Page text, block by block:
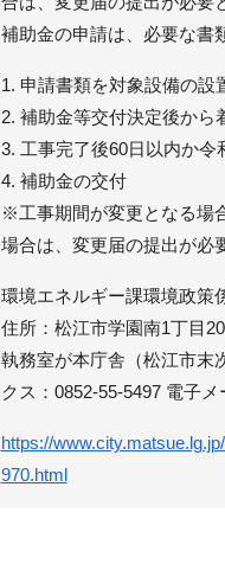
補助金の申請は、必要な書
1. 申請書類を対象設備の設
2. 補助金等交付決定後から
3. 工事完了後60日以内か令
4. 補助金の交付
※工事期間が変更となる場
場合は、変更届の提出が必
環境エネルギー課環境政策
住所：松江市学園南1丁目
執務室が本庁舎（松江市末
クス：0852-55-5497 電子
https://
970.html